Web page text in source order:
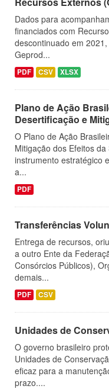
Dados para
financiados com
descontinuado em
Geprod...
PDF CSV XLSX
Plano de Ação
Desertificação e
O Plano de Ação
Mitigação dos Efeitos
instrumento estratégico
a...
PDF
Transferências
Entrega de recursos,
a outro Ente da
Consórcios Públicos),
demais...
PDF CSV
Unidades de
O governo brasileiro
Unidades de
eficaz para a
prazo....